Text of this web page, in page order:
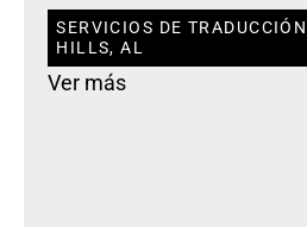
SERVICIOS DE
HILLS, AL
Ver más